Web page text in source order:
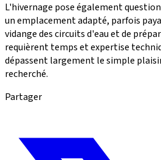
L'hivernage pose également
un emplacement adapté, parfois
vidange des circuits d'eau et de
requièrent temps et expertise
dépassent largement le simple
recherché.
Partager